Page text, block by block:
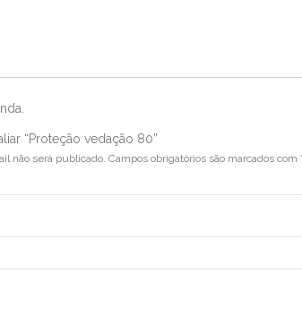
“Proteção vedação 80”
não será publicado. Campos obrigatórios são marcados com *